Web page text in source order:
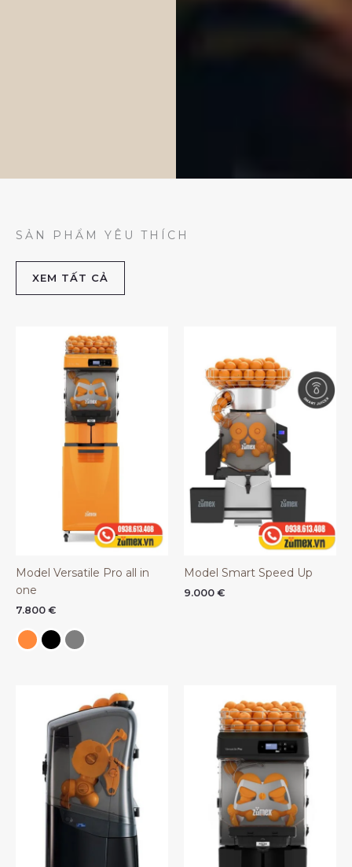
SẢN PHẨM YÊU THÍCH
XEM TẤT CẢ
Model Versatile Pro all in
one
7.800 €
Model Smart Speed Up
9.000 €